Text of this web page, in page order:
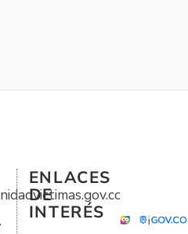
ENLACES
DE
INTERÉS